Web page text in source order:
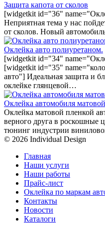
Защита капота от сколов
[widgetkit id="36"
Неприятная тема у нас
от сколов. Новый
Оклейка авто полиуретаном.
[widgetkit id="34"
[widgetkit id="35"
авто"] Идеальная защита и
оклейке глянцевой…
Оклейка автомобиля
Оклейка матовой пленкой
верного друга в роскошные
тюнинг индустрии
© 2026 Individual Design
Главная
Наши услуги
Наши работы
Прайс-лист
Оклейка по маркам
Контакты
Новости
Каталоги